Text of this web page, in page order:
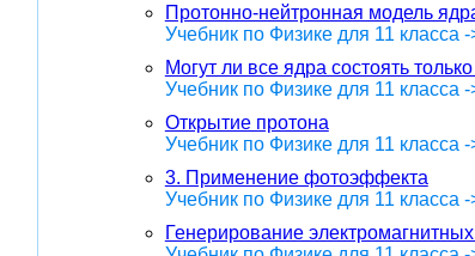
Протонно-нейтронная модель
Учебник по Физике для 11 класса
Могут ли все ядра состоять
Учебник по Физике для 11 класса
Открытие протона
Учебник по Физике для 11 класса
3. Применение фотоэффекта
Учебник по Физике для 11 класса
Генерирование